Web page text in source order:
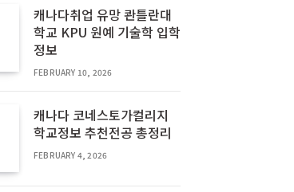
캐나다취업 유망 콴틀란대
학교 KPU 원예 기술학 입학
정보
FEBRUARY 10, 2026
캐나다 코네스토가컬리지
학교정보 추천전공 총정리
FEBRUARY 4, 2026